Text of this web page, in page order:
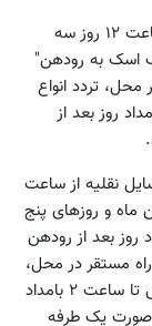
سرهنگ قدمی افزود: تردد انواع وسایل نقلیه از ساعت ۱۲ روز سه
روز بعد از "آب اسک به رودهن"
محل، تردد انواع
از ساعت ۱۴ همین روز تا ساعت ۲ بامداد روز بعد از
نقلیه از ساعت
ماه، روز جمعه۹ فروردین ماه و روزهای پنج
۱۶ فروردین ماه تا ساعت ۲ بامداد روز بعد از رودهن
مستقر در محل،
تردد انواع وسایل نقلیه از ساعت ۱۴ روزهای اعلامی تا ساعت ۲ بامداد
صورت یک طرفه